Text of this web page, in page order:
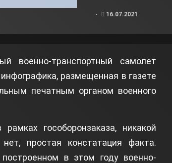
16.07.2021
военно-транспортный самолет
размещенная в газете
печатным органом военного
гособоронзаказа, никакой
простая констатация факта.
в этом году военно-